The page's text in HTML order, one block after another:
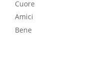
Cuore
Amici
Bene